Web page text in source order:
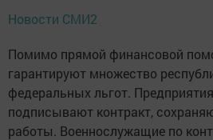
Новости СМИ2
Помимо прямой финансовой
гарантируют множество
федеральных льгот.
подписывают контракт,
работы. Военнослужащие по